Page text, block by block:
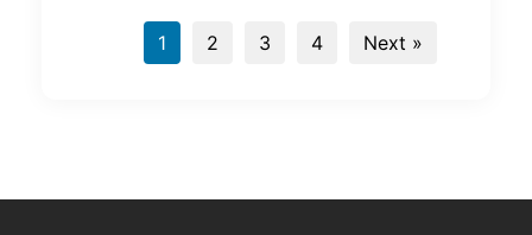
1 2 3 4 Next »